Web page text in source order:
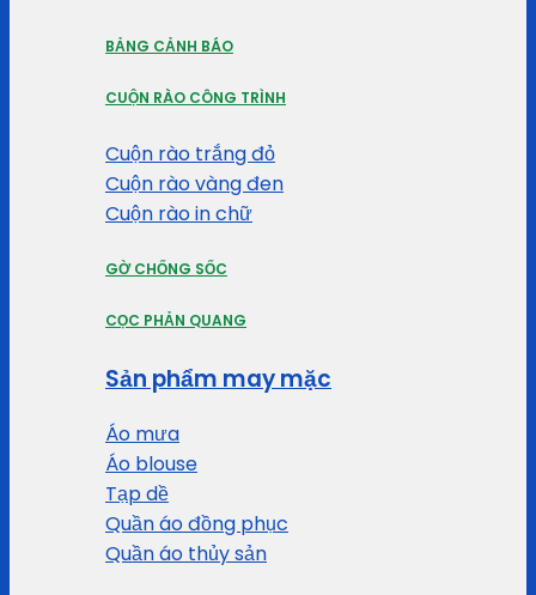
BẢNG CẢNH BÁO
CUỘN RÀO CÔNG TRÌNH
Cuộn rào trắng đỏ
Cuộn rào vàng đen
Cuộn rào in chữ
GỜ CHỐNG SỐC
CỌC PHẢN QUANG
Sản phẩm may mặc
Áo mưa
Áo blouse
Tạp dề
Quần áo đồng phục
Quần áo thủy sản